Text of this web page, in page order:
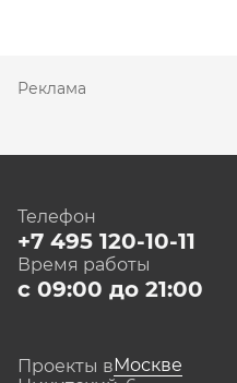
Реклама
Телефон
+7 495 120-10-11
Время работы
с 09:00 до 21:00
Проекты вМоскве